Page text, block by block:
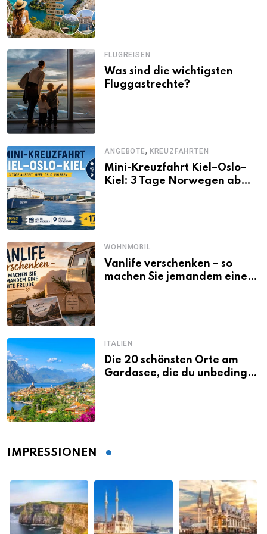
FLUGREISEN
Was sind die wichtigsten
Fluggastrechte?
ANGEBOTE, KREUZFAHRTEN
Mini-Kreuzfahrt Kiel–Oslo–
Kiel: 3 Tage Norwegen ab
WOHNMOBIL
Vanlife verschenken – so
machen Sie jemandem eine
ITALIEN
Die 20 schönsten Orte am
Gardasee, die du unbedingt
IMPRESSIONEN